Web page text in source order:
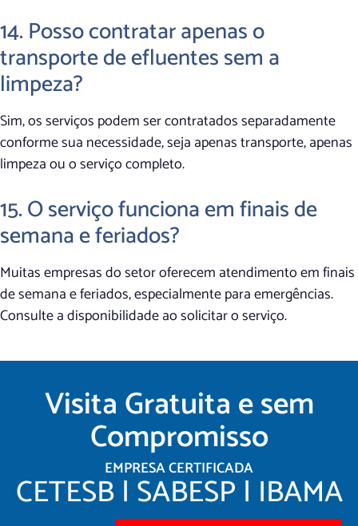
14. Posso contratar apenas o
transporte de efluentes sem a
limpeza?
Sim, os serviços podem ser contratados separadamente
conforme sua necessidade, seja apenas transporte, apenas
limpeza ou o serviço completo.
15. O serviço funciona em finais de
semana e feriados?
Muitas empresas do setor oferecem atendimento em finais
de semana e feriados, especialmente para emergências.
Consulte a disponibilidade ao solicitar o serviço.
Visita Gratuita e sem
Compromisso
EMPRESA CERTIFICADA
CETESB | SABESP | IBAMA